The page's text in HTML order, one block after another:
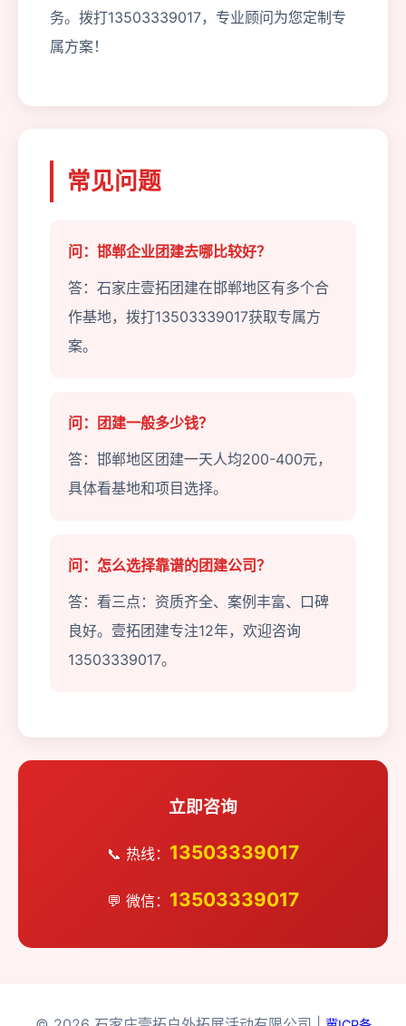
务。拨打13503339017，专业顾问为您定制专
属方案！
常见问题
问：邯郸企业团建去哪比较好？
答：石家庄壹拓团建在邯郸地区有多个合
作基地，拨打13503339017获取专属方
案。
问：团建一般多少钱？
答：邯郸地区团建一天人均200-400元，
具体看基地和项目选择。
问：怎么选择靠谱的团建公司？
答：看三点：资质齐全、案例丰富、口碑
良好。壹拓团建专注12年，欢迎咨询
13503339017。
立即咨询
📞 热线： 13503339017
💬 微信： 13503339017